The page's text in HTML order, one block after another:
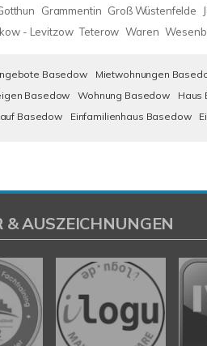
Grammentin Groß Wüstenfelde
- Levitzow Teterow Waren
Basedow Mietwohnungen
Basedow Wohnung Basedow Haus
Basedow Einfamilienhaus Basedow
& AUSZEICHNUNGEN